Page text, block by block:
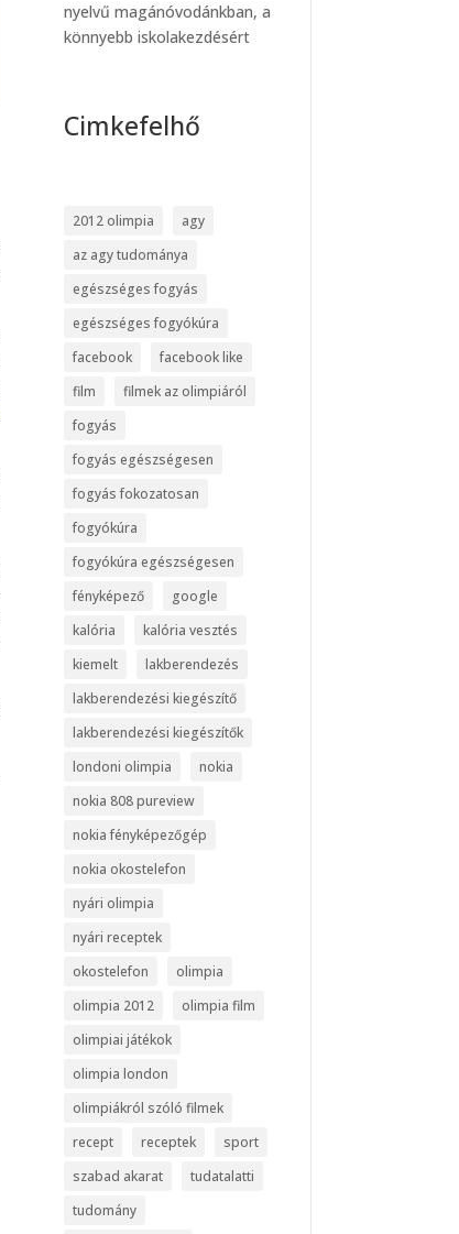
nyelvű magánóvodánkban, a
könnyebb iskolakezdésért
Cimkefelhő
2012 olimpia
agy
az agy tudománya
egészséges fogyás
egészséges fogyókúra
facebook
facebook like
film
filmek az olimpiáról
fogyás
fogyás egészségesen
fogyás fokozatosan
fogyókúra
fogyókúra egészségesen
fényképező
google
kalória
kalória vesztés
kiemelt
lakberendezés
lakberendezési kiegészítő
lakberendezési kiegészítők
londoni olimpia
nokia
nokia 808 pureview
nokia fényképezőgép
nokia okostelefon
nyári olimpia
nyári receptek
okostelefon
olimpia
olimpia 2012
olimpia film
olimpiai játékok
olimpia london
olimpiákról szóló filmek
recept
receptek
sport
szabad akarat
tudatalatti
tudomány